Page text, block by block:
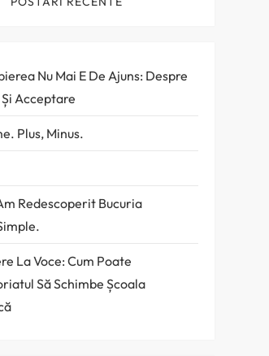
Nu Mai E De Ajuns: Despre
Acceptare
Plus, Minus.
Redescoperit Bucuria
La Voce: Cum Poate
Să Schimbe Școala